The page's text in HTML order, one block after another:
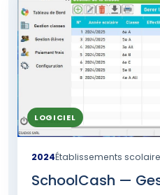
LOGICIEL
2024Établissements
SchoolCash —